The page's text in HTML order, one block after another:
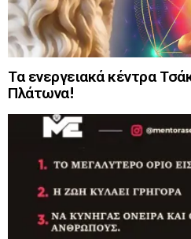
Τα ενεργειακά κέντρα
Πλάτωνα!